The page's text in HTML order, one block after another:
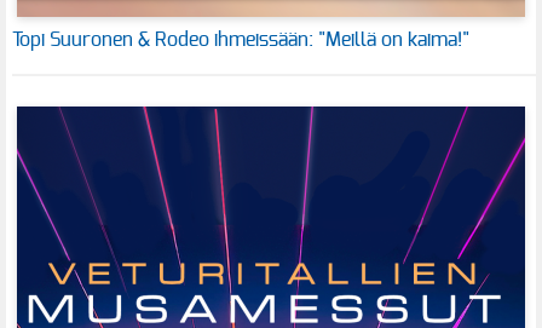
Topi Suuronen & Rodeo ihmeissään: "Meillä on kaima!"